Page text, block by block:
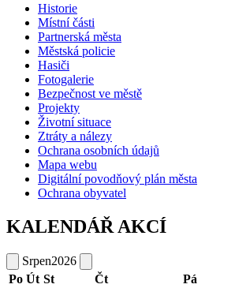
Historie
Místní části
Partnerská města
Městská policie
Hasiči
Fotogalerie
Bezpečnost ve městě
Projekty
Životní situace
Ztráty a nálezy
Ochrana osobních údajů
Mapa webu
Digitální povodňový plán města
Ochrana obyvatel
KALENDÁŘ AKCÍ
Srpen2026
Po Út St Čt Pá